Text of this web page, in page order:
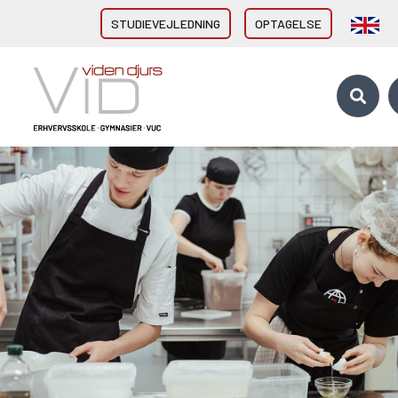
STUDIEVEJLEDNING OPTAGELSE
HHX Grenaa
HHX Rønde
HTX Grenaa
HF-enkeltfag - Grenaa, Hornslet
Brobygning/introforløb
VID ERHVERVSUDDANNELSER
Direkte fra 9/10. klasse
Erhvervsuddannelser (EUD, EUX)
Brobygning/introforløb
10. KLASSE